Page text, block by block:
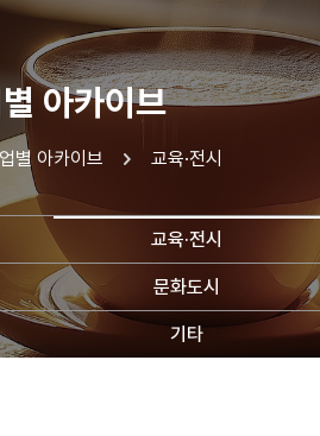
아카이브
별 아카이브 교육·전시
교육·전시
문화도시
기타